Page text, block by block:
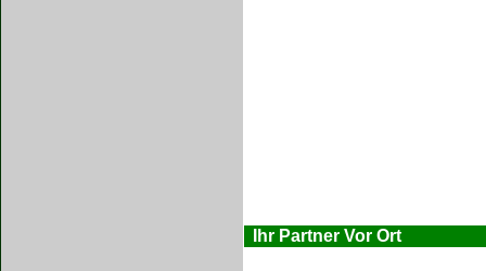
Ihr Partner Vor Ort